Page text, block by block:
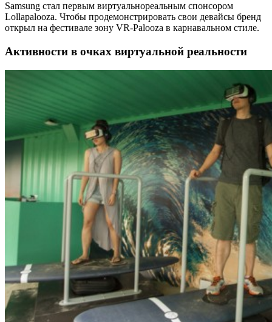
Samsung стал первым виртуальнореальным спонсором
Lollapalooza. Чтобы продемонстрировать свои девайсы бренд
открыл на фестивале зону VR-Palooza в карнавальном стиле.
Активности в очках виртуальной реальности